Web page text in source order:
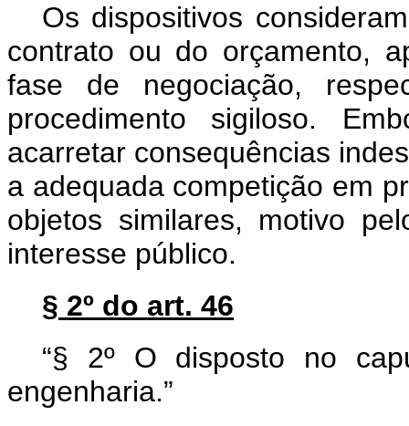
Os dispositivos
contrato ou do orçamento,
fase de negociação,
procedimento sigiloso.
acarretar consequências
a adequada competição em
objetos similares, motivo
interesse público.
§ 2º do art. 46
“§ 2º O disposto no
engenharia.”